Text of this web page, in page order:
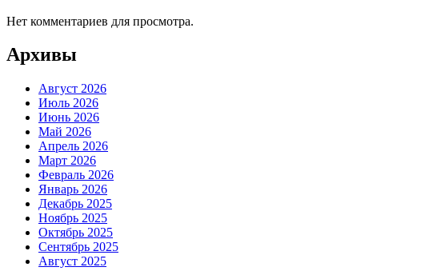
Нет комментариев для просмотра.
Архивы
Август 2026
Июль 2026
Июнь 2026
Май 2026
Апрель 2026
Март 2026
Февраль 2026
Январь 2026
Декабрь 2025
Ноябрь 2025
Октябрь 2025
Сентябрь 2025
Август 2025